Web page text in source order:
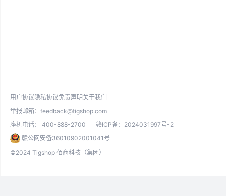
用户协议隐私协议免责声明关于我们
举报邮箱： feedback@tigshop.com
座机电话： 400-888-2700
赣ICP备：2024031997号-2
赣公网安备36010902001041号
©2024 Tigshop 佰商科技（集团）